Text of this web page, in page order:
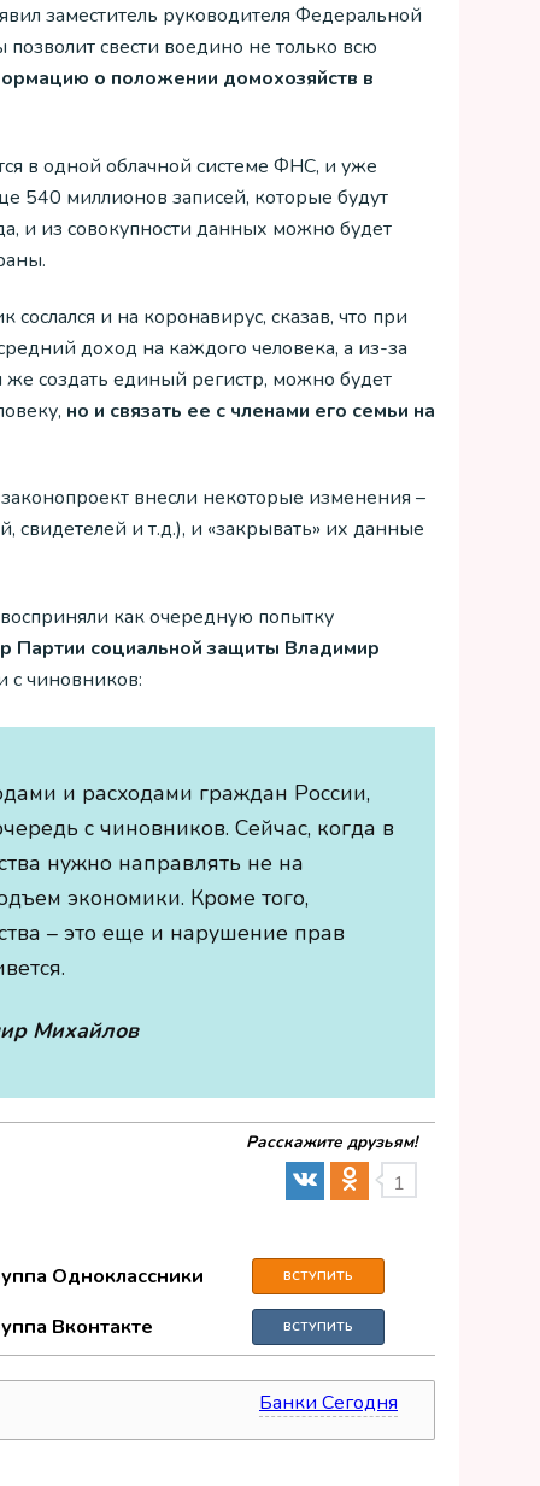
заместитель руководителя Федеральной
свести воедино не только всю
о положении домохозяйств в
в одной облачной системе ФНС, и уже
540 миллионов записей, которые будут
и из совокупности данных можно будет
и на коронавирус, сказав, что при
доход на каждого человека, а из-за
создать единый регистр, можно будет
но и связать ее с членами его семьи на
внесли некоторые изменения –
и т.д.), и «закрывать» их данные
как очередную попытку
Партии социальной защиты Владимир
с чиновников:
и расходами граждан России,
с чиновников. Сейчас, когда в
нужно направлять не на
экономики. Кроме того,
– это еще и нарушение прав
Михайлов
Расскажите друзьям!
1
Одноклассники ВСТУПИТЬ
Вконтакте ВСТУПИТЬ
Банки Сегодня